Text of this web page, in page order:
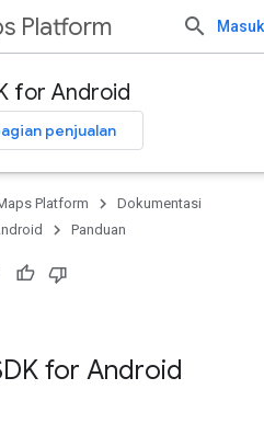
Platform Masuk
for Android
penjualan
Platform
Dokumentasi
Panduan
for Android